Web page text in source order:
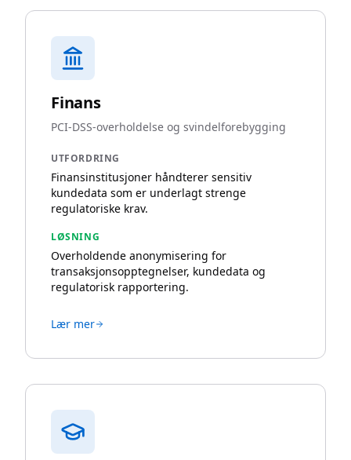
Finans
PCI-DSS-overholdelse og svindelforebygging
UTFORDRING
Finansinstitusjoner håndterer sensitiv
kundedata som er underlagt strenge
regulatoriske krav.
LØSNING
Overholdende anonymisering for
transaksjonsopptegnelser, kundedata og
regulatorisk rapportering.
Lær mer